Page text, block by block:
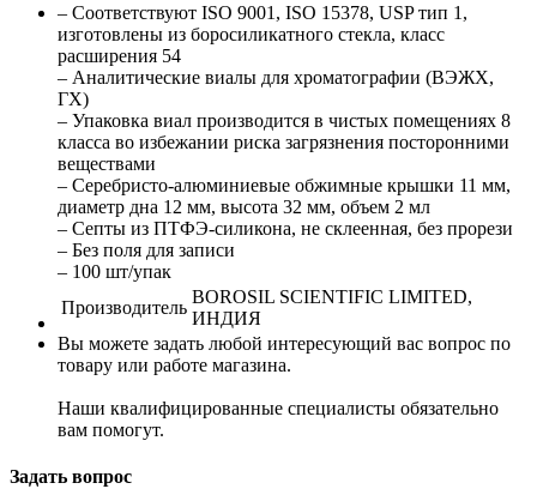
– Соответствуют ISO 9001, ISO 15378, USP тип 1,
изготовлены из боросиликатного стекла, класс
расширения 54
– Аналитические виалы для хроматографии (ВЭЖХ,
ГХ)
– Упаковка виал производится в чистых помещениях 8
класса во избежании риска загрязнения посторонними
веществами
– Серебристо-алюминиевые обжимные крышки 11 мм,
диаметр дна 12 мм, высота 32 мм, объем 2 мл
– Септы из ПТФЭ-силикона, не склеенная, без прорези
– Без поля для записи
– 100 шт/упак
Производитель
BOROSIL SCIENTIFIC LIMITED,
ИНДИЯ
Вы можете задать любой интересующий вас вопрос по
товару или работе магазина.
Наши квалифицированные специалисты обязательно
вам помогут.
Задать вопрос